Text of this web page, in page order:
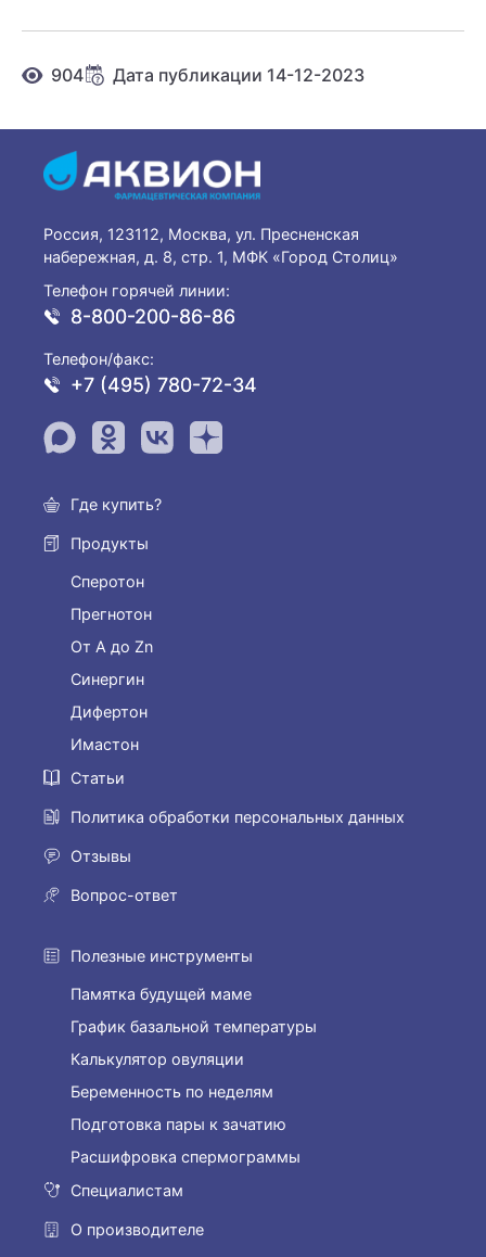
904 Дата публикации 14-12-2023
Россия, 123112, Москва, ул. Пресненская
набережная, д. 8, стр. 1, МФК «Город Столиц»
Телефон горячей линии:
8-800-200-86-86
Телефон/факс:
+7 (495) 780-72-34
Где купить?
Продукты
Сперотон
Прегнотон
От А до Zn
Синергин
Дифертон
Имастон
Статьи
Политика обработки персональных данных
Отзывы
Вопрос-ответ
Полезные инструменты
Памятка будущей маме
График базальной температуры
Калькулятор овуляции
Беременность по неделям
Подготовка пары к зачатию
Расшифровка спермограммы
Специалистам
О производителе